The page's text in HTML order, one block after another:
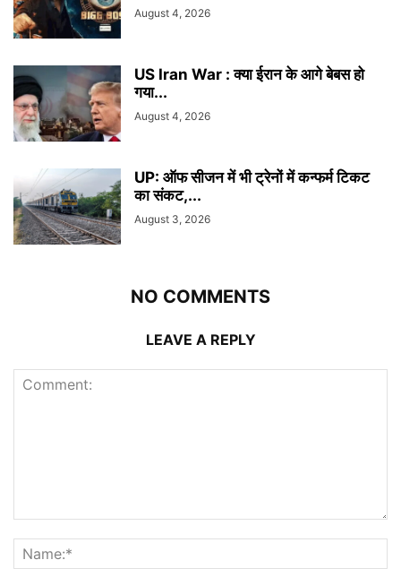
August 4, 2026
US Iran War : क्या ईरान के आगे बेबस हो
गया...
August 4, 2026
UP: ऑफ सीजन में भी ट्रेनों में कन्फर्म टिकट
का संकट,...
August 3, 2026
NO COMMENTS
LEAVE A REPLY